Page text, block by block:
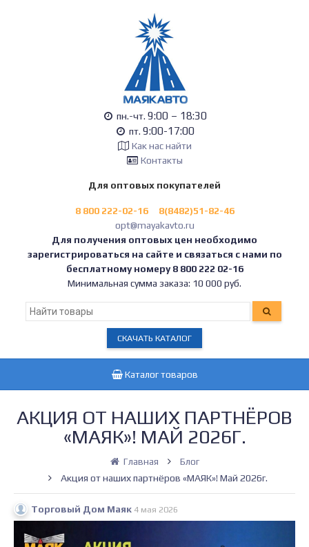
пн.-чт. 9:00 – 18:30
пт. 9:00-17:00
Как нас найти
Контакты
Для оптовых покупателей
8 800 222-02-16
8(8482)51-82-46
opt@mayakavto.ru
Для получения оптовых цен необходимо
зарегистрироваться на сайте и связаться с нами по
бесплатному номеру 8 800 222 02-16
Минимальная сумма заказа: 10 000 руб.
СКАЧАТЬ КАТАЛОГ
Каталог товаров
АКЦИЯ ОТ НАШИХ ПАРТНЁРОВ
«МАЯК»! МАЙ 2026Г.
Главная
Блог
Акция от наших партнёров «МАЯК»! Май 2026г.
Торговый Дом Маяк 4 мая 2026